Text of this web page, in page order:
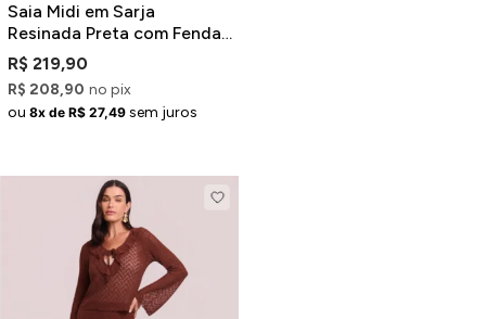
Saia Midi em Sarja
Resinada Preta com Fenda
Plus Size
R$ 219,90
R$ 208,90 no pix
ou 8x de R$ 27,49 sem juros